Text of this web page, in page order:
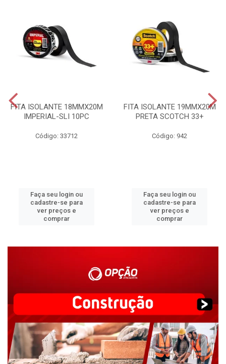
FITA ISOLANTE 18MMX20M
IMPERIAL-SLI 10PC
Código: 33712
Faça seu login ou
cadastre-se para
ver preços e
comprar
FITA ISOLANTE 19MMX20M
PRETA SCOTCH 33+
Código: 942
Faça seu login ou
cadastre-se para
ver preços e
comprar